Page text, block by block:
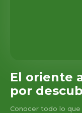
El oriente
por
Conocer todo lo